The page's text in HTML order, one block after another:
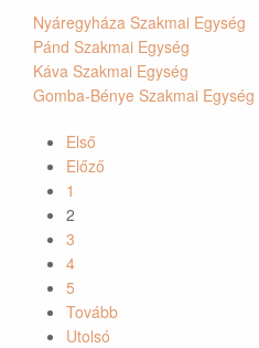
Nyáregyháza Szakmai Egység
Pánd Szakmai Egység
Káva Szakmai Egység
Gomba-Bénye Szakmai Egység
Első
Előző
1
2
3
4
5
Tovább
Utolsó